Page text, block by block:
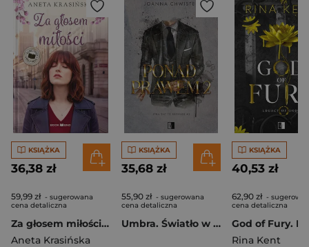
KSIĄŻKA
36,38 zł
59,99 zł - sugerowana
cena detaliczna
Za głosem miłości. Barwy uczuć. Tom 1 Duże Litery
Aneta Krasińska
KSIĄŻKA
35,68 zł
55,90 zł - sugerowana
cena detaliczna
Umbra. Światło w ciemności. Synowie Umbry. Tom 2
KSIĄŻKA
40,53 zł
62,90 zł -
cena detaliczna
Rina Kent